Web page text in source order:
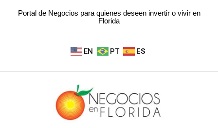
Portal de Negocios para quienes deseen invertir o vivir en
Florida
EN PT ES